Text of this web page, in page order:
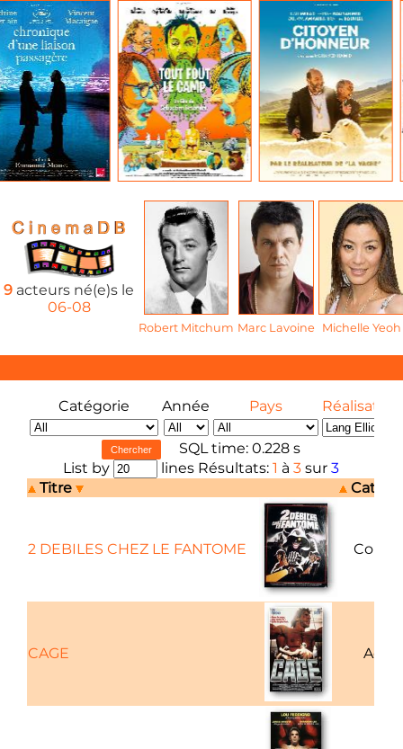
9 acteurs né(e)s le
06-08
Robert Mitchum Marc Lavoine Michelle Yeoh
Catégorie Année Pays Réalisateur
SQL time: 0.228 s
List by
lines Résultats: 1 à 3sur 3
Titre
2 DEBILES CHEZ LE FANTOME
CAGE